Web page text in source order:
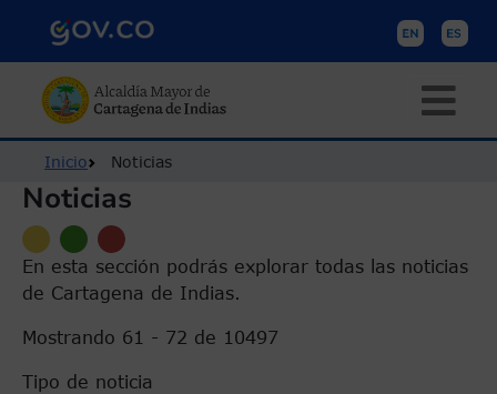
Ruta de navegación
Inicio Noticias
Noticias
En esta sección podrás explorar todas las noticias
de Cartagena de Indias.
Mostrando 61 - 72 de 10497
Tipo de noticia